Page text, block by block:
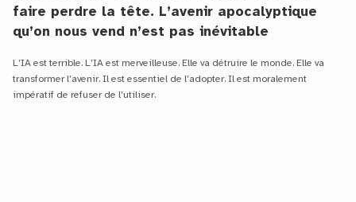
faire perdre la tête. L’avenir apocalyptique
qu’on nous vend n’est pas inévitable
L’IA est terrible. L’IA est merveilleuse. Elle va détruire le monde. Elle va
transformer l’avenir. Il est essentiel de l’adopter. Il est moralement
impératif de refuser de l’utiliser.